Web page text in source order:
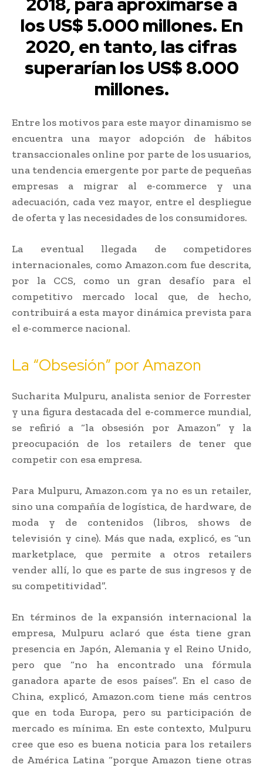
los US$ 5.000 millones. En
2020, en tanto, las cifras
superarían los US$ 8.000
millones.
Entre los motivos para este mayor dinamismo se
encuentra una mayor adopción de hábitos
transaccionales online por parte de los usuarios,
una tendencia emergente por parte de pequeñas
empresas a migrar al e-commerce y una
adecuación, cada vez mayor, entre el despliegue
de oferta y las necesidades de los consumidores.
La eventual llegada de competidores
internacionales, como Amazon.com fue descrita,
por la CCS, como un gran desafío para el
competitivo mercado local que, de hecho,
contribuirá a esta mayor dinámica prevista para
el e-commerce nacional.
La “Obsesión” por Amazon
Sucharita Mulpuru, analista senior de Forrester
y una figura destacada del e-commerce mundial,
se refirió a “la obsesión por Amazon” y la
preocupación de los retailers de tener que
competir con esa empresa.
Para Mulpuru, Amazon.com ya no es un retailer,
sino una compañía de logística, de hardware, de
moda y de contenidos (libros, shows de
televisión y cine). Más que nada, explicó, es “un
marketplace, que permite a otros retailers
vender allí, lo que es parte de sus ingresos y de
su competitividad”.
En términos de la expansión internacional la
empresa, Mulpuru aclaró que ésta tiene gran
presencia en Japón, Alemania y el Reino Unido,
pero que “no ha encontrado una fórmula
ganadora aparte de esos países”. En el caso de
China, explicó, Amazon.com tiene más centros
que en toda Europa, pero su participación de
mercado es mínima. En este contexto, Mulpuru
cree que eso es buena noticia para los retailers
de América Latina “porque Amazon tiene otras